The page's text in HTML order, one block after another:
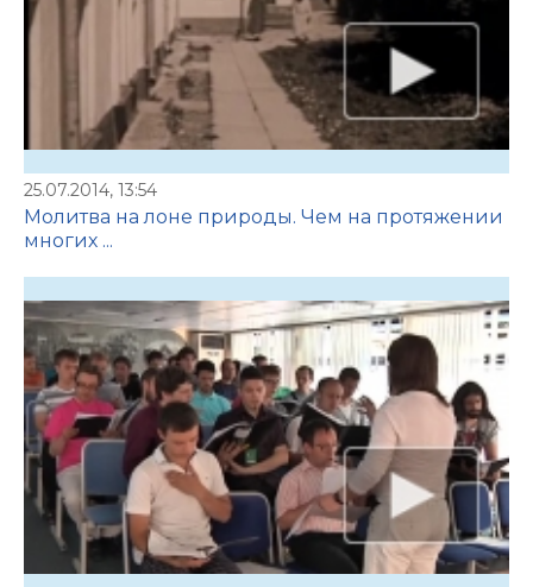
25.07.2014, 13:54
Молитва на лоне природы. Чем на протяжении
многих ...